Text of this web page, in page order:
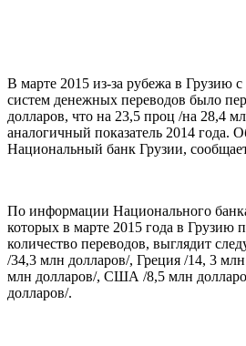
В марте 2015 из-за рубежа в Грузию
систем денежных переводов было
долларов, что на 23,5 проц /на 28,4
аналогичный показатель 2014 года.
Национальный банк Грузии,
По информации Национального
которых в марте 2015 года в Грузию
количество переводов, выглядит
/34,3 млн долларов/, Греция /14, 3
млн долларов/, США /8,5 млн
долларов/.